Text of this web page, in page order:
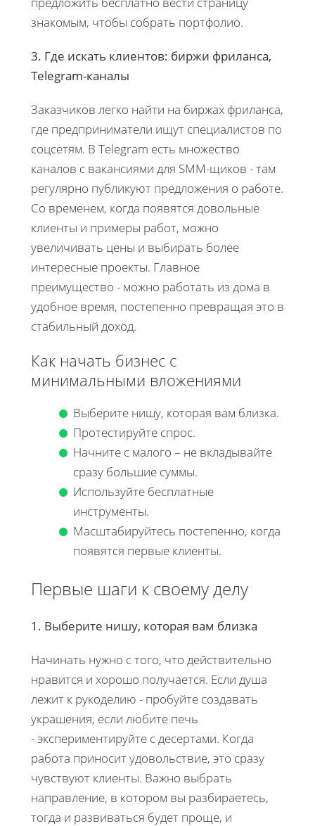
знакомым, чтобы собрать портфолио.
3. Где искать клиентов: биржи фриланса,
Telegram-каналы
Заказчиков легко найти на биржах фриланса,
где предприниматели ищут специалистов по
соцсетям. В Telegram есть множество
каналов с вакансиями для SMM-щиков - там
регулярно публикуют предложения о работе.
Со временем, когда появятся довольные
клиенты и примеры работ, можно
увеличивать цены и выбирать более
интересные проекты. Главное
преимущество - можно работать из дома в
удобное время, постепенно превращая это в
стабильный доход.
Как начать бизнес с
минимальными вложениями
Выберите нишу, которая вам близка.
Протестируйте спрос.
Начните с малого – не вкладывайте
сразу большие суммы.
Используйте бесплатные
инструменты.
Масштабируйтесь постепенно, когда
появятся первые клиенты.
Первые шаги к своему делу
1. Выберите нишу, которая вам близка
Начинать нужно с того, что действительно
нравится и хорошо получается. Если душа
лежит к рукоделию - пробуйте создавать
украшения, если любите печь
- экспериментируйте с десертами. Когда
работа приносит удовольствие, это сразу
чувствуют клиенты. Важно выбрать
направление, в котором вы разбираетесь,
тогда и развиваться будет проще, и